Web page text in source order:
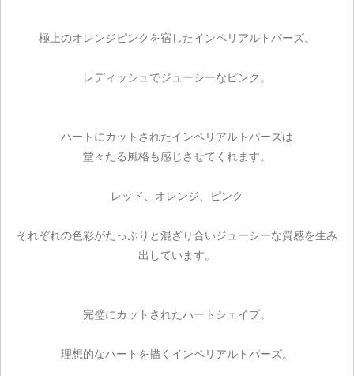
極上のオレンジピンクを宿したインペリアルトパーズ。
レディッシュでジューシーなピンク。
ハートにカットされたインペリアルトパーズは
堂々たる風格も感じさせてくれます。
レッド、オレンジ、ピンク
それぞれの色彩がたっぷりと混ざり合いジューシーな質感を生み
出しています。
完璧にカットされたハートシェイプ。
理想的なハートを描くインペリアルトパーズ。